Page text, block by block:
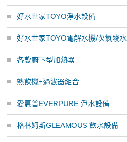
好水世家TOYO淨水設備
好水世家TOYO電解水機/次氯酸
各款廚下型加熱器
熱飲機+過濾器組合
愛惠普EVERPURE 淨水設備
格林姆斯GLEAMOUS 飲水設備